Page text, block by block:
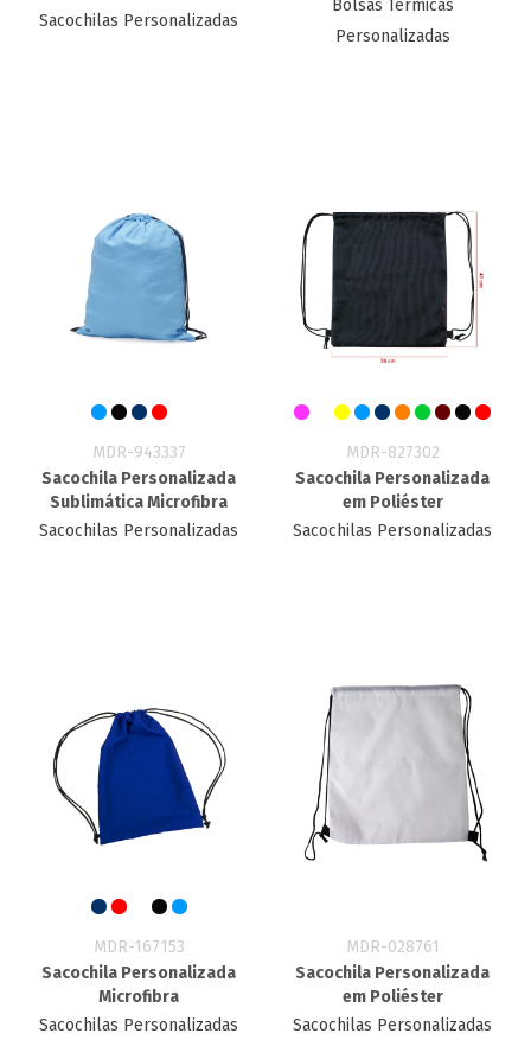
Sacochilas Personalizadas
Bolsas Térmicas
Personalizadas
MDR-943337
Sacochila Personalizada
Sublimática Microfibra
Sacochilas Personalizadas
MDR-827302
Sacochila Personalizada
em Poliéster
Sacochilas Personalizadas
MDR-167153
Sacochila Personalizada
Microfibra
Sacochilas Personalizadas
MDR-028761
Sacochila Personalizada
em Poliéster
Sacochilas Personalizadas